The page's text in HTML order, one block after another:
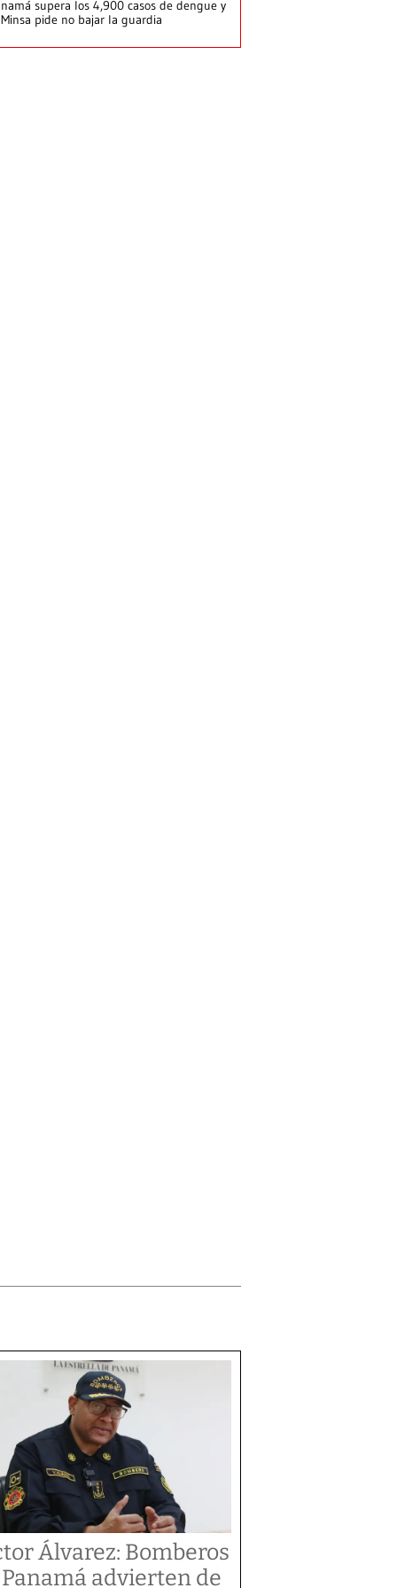
supera los 4,900 casos de dengue y
pide no bajar la guardia
Álvarez: Bomberos
advierten de